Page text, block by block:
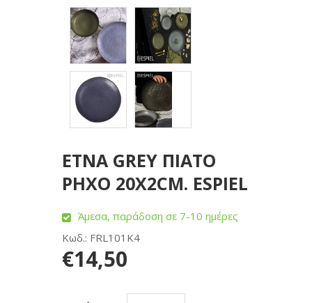
ETNA GREY ΠΙΑΤΟ
ΡΗΧΟ 20X2CM. ESPIEL
Άμεσα, παράδοση σε 7-10 ημέρες
Κωδ.: FRL101K4
€14,50